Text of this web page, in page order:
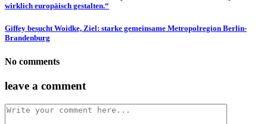
wirklich europäisch gestalten.“
Giffey besucht Woidke, Ziel: starke gemeinsame Metropolregion Berlin-
Brandenburg
No comments
leave a comment